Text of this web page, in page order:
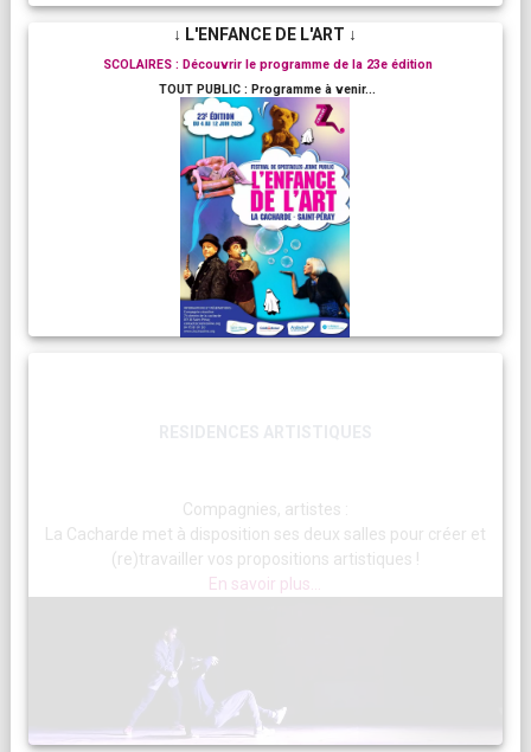
↓ L'ENFANCE DE L'ART ↓
SCOLAIRES : Découvrir le programme de la 23e édition
TOUT PUBLIC : Programme à venir...
Compagnies, artistes :
La Cacharde met à disposition ses deux salles pour créer et
(re)travailler vos propositions artistiques !
En savoir plus...